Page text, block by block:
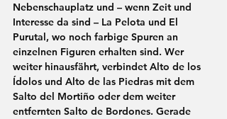
Nebenschauplatz und – wenn Zeit und
Interesse da sind – La Pelota und El
Purutal , wo noch farbige Spuren an
einzelnen Figuren erhalten sind. Wer
weiter hinausfährt, verbindet Alto de los
Ídolos und Alto de las Piedras mit dem
Salto del Mortiño oder dem weiter
entfernten Salto de Bordones. Gerade